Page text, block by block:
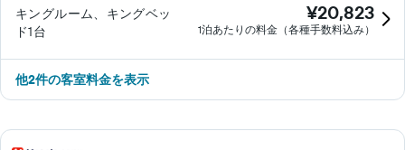
キングルーム、キングベッ
ド1台
¥20,823
1泊あたりの料金（各種手数料込み）
​他2件の客室料金を表示